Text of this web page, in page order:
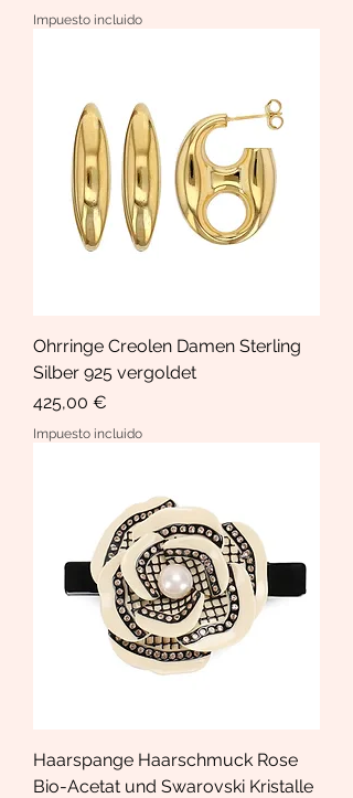
Impuesto incluido
Ohrringe Creolen Damen Sterling
Silber 925 vergoldet
Precio
425,00 €
Impuesto incluido
Haarspange Haarschmuck Rose
Bio-Acetat und Swarovski Kristalle